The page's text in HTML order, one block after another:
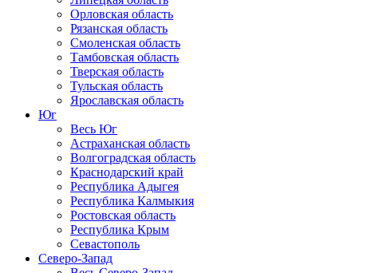
Орловская область
Рязанская область
Смоленская область
Тамбовская область
Тверская область
Тульская область
Ярославская область
Юг
Весь Юг
Астраханская область
Волгоградская область
Краснодарский край
Республика Адыгея
Республика Калмыкия
Ростовская область
Республика Крым
Севастополь
Северо-Запад